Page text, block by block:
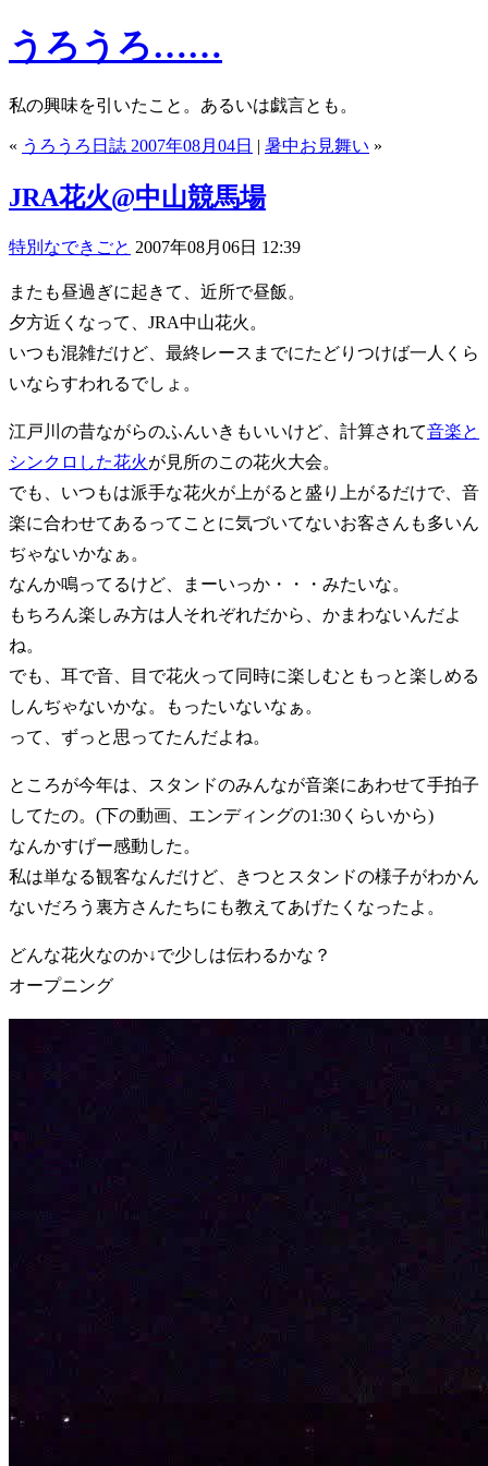
うろうろ……
私の興味を引いたこと。あるいは戯言とも。
« うろうろ日誌 2007年08月04日 | 暑中お見舞い »
JRA花火@中山競馬場
特別なできごと 2007年08月06日 12:39
またも昼過ぎに起きて、近所で昼飯。
夕方近くなって、JRA中山花火。
いつも混雑だけど、最終レースまでにたどりつけば一人くら
いならすわれるでしょ。
江戸川の昔ながらのふんいきもいいけど、計算されて音楽と
シンクロした花火が見所のこの花火大会。
でも、いつもは派手な花火が上がると盛り上がるだけで、音
楽に合わせてあるってことに気づいてないお客さんも多いん
ぢゃないかなぁ。
なんか鳴ってるけど、まーいっか・・・みたいな。
もちろん楽しみ方は人それぞれだから、かまわないんだよ
ね。
でも、耳で音、目で花火って同時に楽しむともっと楽しめる
しんぢゃないかな。もったいないなぁ。
って、ずっと思ってたんだよね。
ところが今年は、スタンドのみんなが音楽にあわせて手拍子
してたの。(下の動画、エンディングの1:30くらいから)
なんかすげー感動した。
私は単なる観客なんだけど、きつとスタンドの様子がわかん
ないだろう裏方さんたちにも教えてあげたくなったよ。
どんな花火なのか↓で少しは伝わるかな？
オープニング